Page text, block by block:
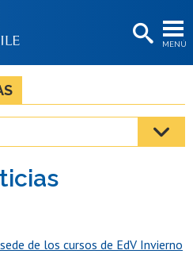
MENÚ
os
os
de los cursos de EdV Invierno